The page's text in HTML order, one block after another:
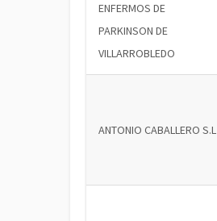
ENFERMOS DE
PARKINSON DE
VILLARROBLEDO
ANTONIO CABALLERO S.L